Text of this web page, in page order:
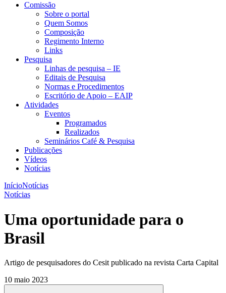
Comissão
Sobre o portal
Quem Somos
Composição
Regimento Interno
Links
Pesquisa
Linhas de pesquisa – IE
Editais de Pesquisa
Normas e Procedimentos
Escritório de Apoio – EAIP
Atividades
Eventos
Programados
Realizados
Seminários Café & Pesquisa
Publicações
Vídeos
Notícias
InícioNotícias
Notícias
Uma oportunidade para o
Brasil
Artigo de pesquisadores do Cesit publicado na revista Carta Capital
10 maio 2023